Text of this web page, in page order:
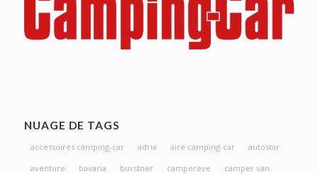
NUAGE DE TAGS
accessoires camping-car adria aire camping-car
autostar
aventure
bavaria burstner campereve
camper van